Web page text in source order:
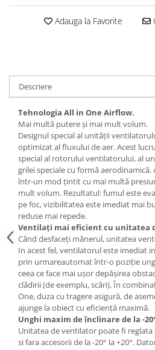
Adauga la Favorite
Descriere
Tehnologia All in One Airflow.
Mai multă putere și mai mult volum.
Designul special al unității
optimizat al fluxului de aer. Acest
special al rotorului ventilatorului, al
grilei speciale cu formă
într-un mod țintit cu mai multă
mult volum. Rezultatul: fumul este
pe foc, vizibilitatea este imediat mai
reduse mai repede.
Ventilați mai eficient cu unitatea
Când desfaceți mânerul, unitatea
In acest fel, ventilatorul este imediat
prin urmareautomat într-o poziție
ceea ce face mai ușor depășirea
clădirii (de exemplu, scări). În
One, duza cu tragere asigură, de
ajunge la obiect cu eficiență maximă.
Unghi maxim de înclinare de la -
Unitatea de ventilator poate fi
si fara accesorii de la -20° la +20°.